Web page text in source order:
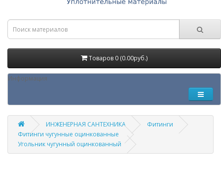
Товаров 0 (0.00руб.)
Информация
ИНЖЕНЕРНАЯ САНТЕХНИКА
Фитинги
Фитинги чугунные оцинкованные
Угольник чугунный оцинкованный